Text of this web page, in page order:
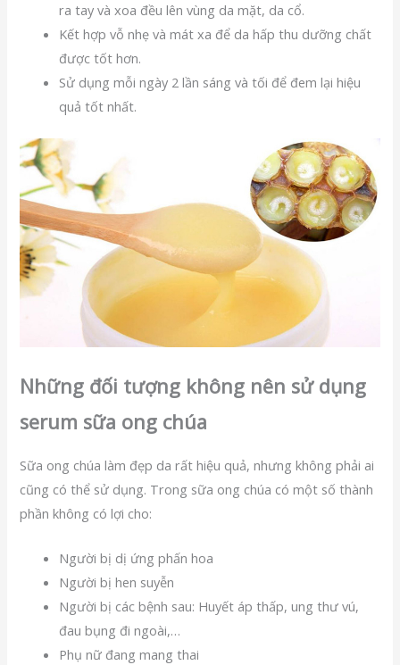
ra tay và xoa đều lên vùng da mặt, da cổ.
Kết hợp vỗ nhẹ và mát xa để da hấp thu dưỡng chất
được tốt hơn.
Sử dụng mỗi ngày 2 lần sáng và tối để đem lại hiệu
quả tốt nhất.
Những đối tượng không nên sử dụng
serum sữa ong chúa
Sữa ong chúa làm đẹp da rất hiệu quả, nhưng không phải ai
cũng có thể sử dụng. Trong sữa ong chúa có một số thành
phần không có lợi cho:
Người bị dị ứng phấn hoa
Người bị hen suyễn
Người bị các bệnh sau: Huyết áp thấp, ung thư vú,
đau bụng đi ngoài,…
Phụ nữ đang mang thai